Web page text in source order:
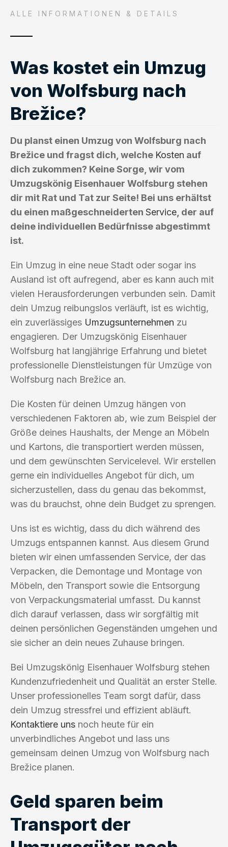
ALLE INFORMATIONEN & DETAILS
Was kostet ein Umzug
von Wolfsburg nach
Brežice?
Du planst einen Umzug von Wolfsburg nach
Brežice und fragst dich, welche Kosten auf
dich zukommen? Keine Sorge, wir vom
Umzugskönig Eisenhauer Wolfsburg stehen
dir mit Rat und Tat zur Seite! Bei uns erhältst
du einen maßgeschneiderten Service , der auf
deine individuellen Bedürfnisse abgestimmt
ist.
Ein Umzug in eine neue Stadt oder sogar ins
Ausland ist oft aufregend, aber es kann auch mit
vielen Herausforderungen verbunden sein. Damit
dein Umzug reibungslos verläuft, ist es wichtig,
ein zuverlässiges Umzugsunternehmen zu
engagieren. Der Umzugskönig Eisenhauer
Wolfsburg hat langjährige Erfahrung und bietet
professionelle Dienstleistungen für Umzüge von
Wolfsburg nach Brežice an.
Die Kosten für deinen Umzug hängen von
verschiedenen Faktoren ab, wie zum Beispiel der
Größe deines Haushalts, der Menge an Möbeln
und Kartons, die transportiert werden müssen,
und dem gewünschten Servicelevel. Wir erstellen
gerne ein individuelles Angebot für dich, um
sicherzustellen, dass du genau das bekommst,
was du brauchst, ohne dein Budget zu sprengen.
Uns ist es wichtig, dass du dich während des
Umzugs entspannen kannst. Aus diesem Grund
bieten wir einen umfassenden Service, der das
Verpacken, die Demontage und Montage von
Möbeln, den Transport sowie die Entsorgung
von Verpackungsmaterial umfasst. Du kannst
dich darauf verlassen, dass wir sorgfältig mit
deinen persönlichen Gegenständen umgehen und
sie sicher an dein neues Zuhause bringen.
Bei Umzugskönig Eisenhauer Wolfsburg stehen
Kundenzufriedenheit und Qualität an erster Stelle.
Unser professionelles Team sorgt dafür, dass
dein Umzug stressfrei und effizient abläuft.
Kontaktiere uns noch heute für ein
unverbindliches Angebot und lass uns
gemeinsam deinen Umzug von Wolfsburg nach
Brežice planen.
Geld sparen beim
Transport der